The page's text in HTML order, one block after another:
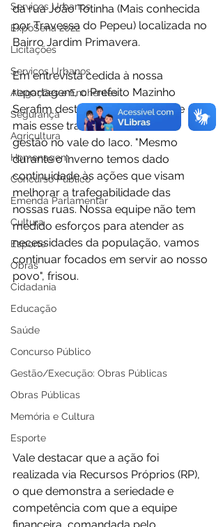
Serviços Urbanos
ExpoSena 2022
Licitações
Serviços Urbanos
Alagações e Enchentes
Segurança
Agricultura
Homenagem
Concurso Público
Emenda Parlamentar
Cultura
Esporte
Obras
Cidadania
Educação
Saúde
Concurso Público
Gestão/Execução: Obras Públicas
Obras Públicas
Memória e Cultura
Esporte
da rua João Totinha (Mais conhecida
por Travessa do Pepeu) localizada no
Bairro Jardim Primavera.
Em entrevista cedida à nossa
reportagem, o Prefeito Mazinho
Serafim destacou a realização de
mais esse trabalho durante sua
gestão no vale do Iaco. "Mesmo
durante o inverno temos dado
continuidade às ações que visam
melhorar a trafegabilidade das
nossas ruas. Nossa equipe não tem
medido esforços para atender as
necessidades da população, vamos
continuar focados em servir ao nosso
povo", frisou.
Vale destacar que a ação foi
realizada via Recursos Próprios (RP),
o que demonstra a seriedade e
competência com que a equipe